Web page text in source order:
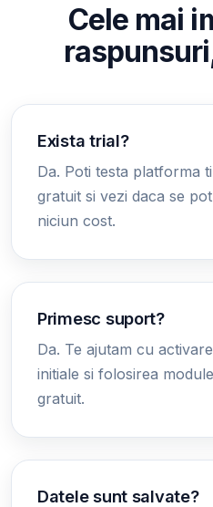
Cele mai
Exista trial?
Da. Poti testa platforma
gratuit si vezi daca se
niciun cost.
Primesc suport?
Da. Te ajutam cu
initiale si folosirea
gratuit.
Datele sunt salvate?